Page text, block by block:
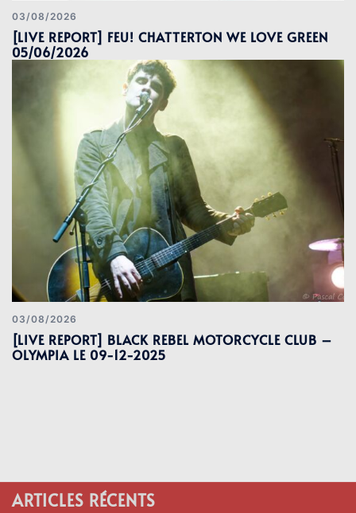
03/08/2026
[LIVE REPORT] FEU! CHATTERTON WE LOVE GREEN
05/06/2026
03/08/2026
[LIVE REPORT] BLACK REBEL MOTORCYCLE CLUB –
OLYMPIA LE 09-12-2025
ARTICLES RÉCENTS